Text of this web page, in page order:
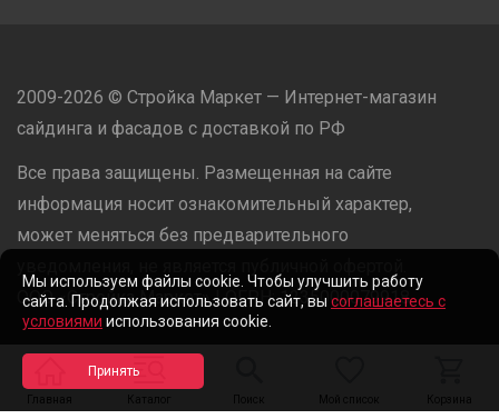
Главная Каталог Поиск Мой список Корзина
2009-2026 © Стройка Маркет — Интернет-магазин
сайдинга и фасадов с доставкой по РФ
Все права защищены. Размещенная на сайте
информация носит ознакомительный характер,
может меняться без предварительного
ООО «Стройка Маркет» | ОГРН: 1235000079918
Разработано в
Мы используем файлы cookie. Чтобы улучшить работу
сайта. Продолжая использовать сайт, вы соглашаетесь с
условиями использования cookie.